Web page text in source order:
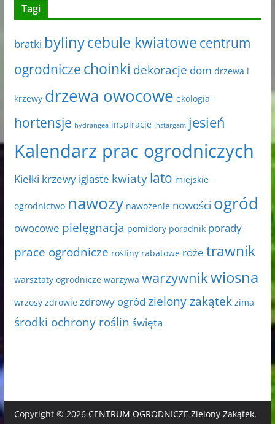
Tagi
bratki bylinycebule kwiatowe centrum
ogrodnicze choinki dekoracje dom drzewa i
krzewy drzewa owocowe ekologia
hortensje hydrangea inspiracje instargam jesień
Kalendarz prac ogrodniczych
Kiełki krzewy iglaste kwiaty lato miejskie
ogrodnictwo nawozy nawożenie nowości ogród
owocowe pielęgnacja pomidory poradnik porady
prace ogrodnicze rośliny rabatowe róże trawnik
warsztaty ogrodnicze warzywa warzywnikwiosna
wrzosy zdrowie zdrowy ogród zielony zakątek zima
środki ochrony roślin święta
Copyright © 2026 CENTRUM OGRODNICZE Zielony Zakątek.